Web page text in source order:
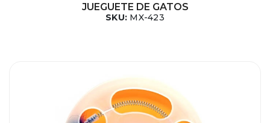
JUEGUETE DE GATOS
SKU: MX-423